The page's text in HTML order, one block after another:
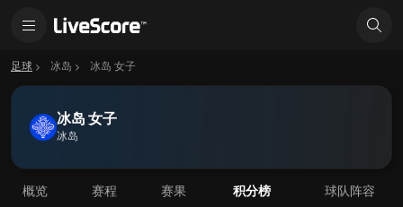
足球 冰岛 冰岛 女子
冰岛 女子
冰岛
概览 赛程 赛果 积分榜 球队阵容